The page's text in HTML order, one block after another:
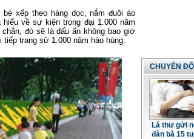
xếp theo hàng dọc, nắm đuôi áo
về sự kiện trọng đại 1.000 năm
đó sẽ là dấu ấn không bao giờ
trang sử 1.000 năm hào hùng.
CHUYỂN
Lá thư gửi
đàn bà 15